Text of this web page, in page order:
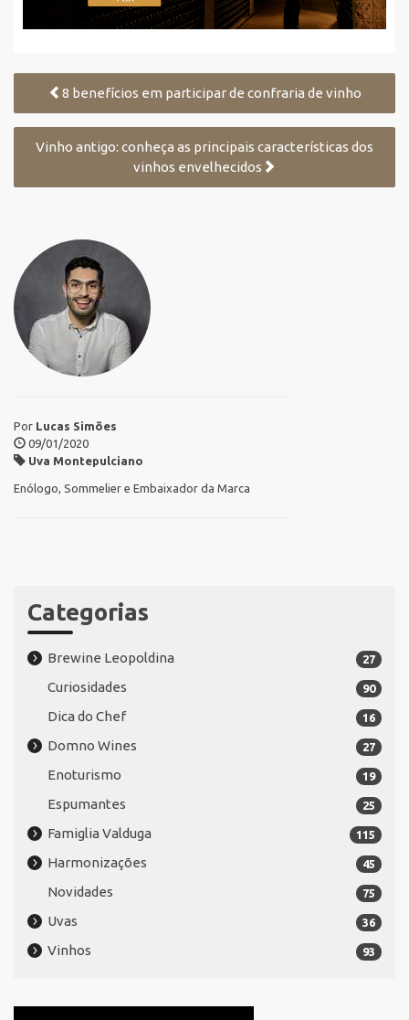
8 benefícios em participar de confraria de vinho
Vinho antigo: conheça as principais características dos
vinhos envelhecidos
Por Lucas Simões
09/01/2020
Uva Montepulciano
Enólogo, Sommelier e Embaixador da Marca
Categorias
27
Brewine Leopoldina
90
Curiosidades
16
Dica do Chef
27
Domno Wines
19
Enoturismo
25
Espumantes
115
Famiglia Valduga
45
Harmonizações
75
Novidades
36
Uvas
93
Vinhos